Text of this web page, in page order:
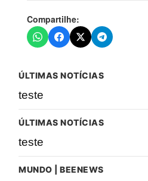
Compartilhe:
ÚLTIMAS NOTÍCIAS
teste
ÚLTIMAS NOTÍCIAS
teste
MUNDO | BEENEWS